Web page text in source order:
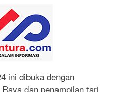
ini dibuka dengan
dan penampilan tari